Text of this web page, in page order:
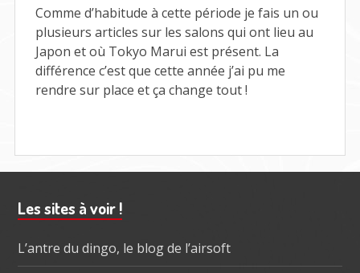
2025
:
J’Y
ÉTAIS
!
Comme d’habitude à cette période je fais un ou
plusieurs articles sur les salons qui ont lieu au
Japon et où Tokyo Marui est présent. La
différence c’est que cette année j’ai pu me
rendre sur place et ça change tout !
Barre
subsidiaire
Les sites à voir !
L’antre du dingo, le blog de l’airsoft